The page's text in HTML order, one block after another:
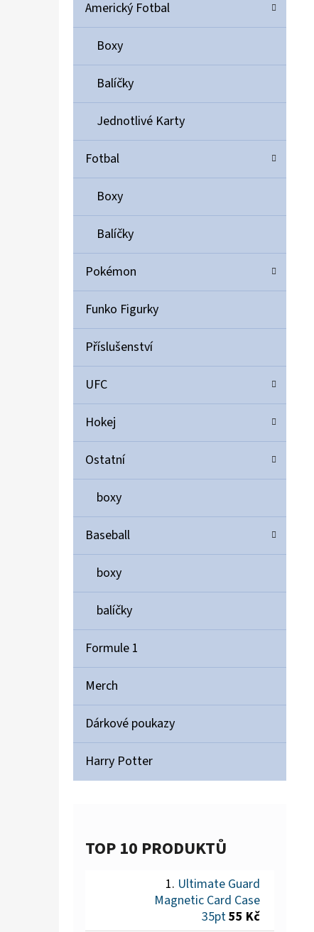
Americký Fotbal
Boxy
Balíčky
Jednotlivé Karty
Fotbal
Boxy
Balíčky
Pokémon
Funko Figurky
Příslušenství
UFC
Hokej
Ostatní
boxy
Baseball
boxy
balíčky
Formule 1
Merch
Dárkové poukazy
Harry Potter
TOP 10 PRODUKTŮ
Ultimate Guard
Magnetic Card Case
35pt55 Kč
ULTIMATE GUARD MAGNETIC CARD CASE 35PT